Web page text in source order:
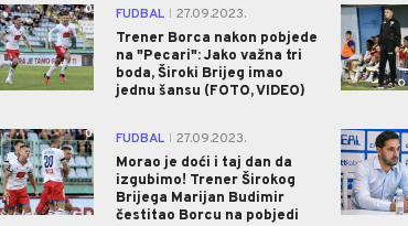
0 FUDBAL
27.09.2023.
Trener Borca nakon pobjede
na "Pecari": Jako važna tri
boda, Široki Brijeg imao
jednu šansu (FOTO, VIDEO)
0 FUDBAL
27.09.2023.
Morao je doći i taj dan da
izgubimo! Trener Širokog
Brijega Marijan Budimir
čestitao Borcu na pobjedi